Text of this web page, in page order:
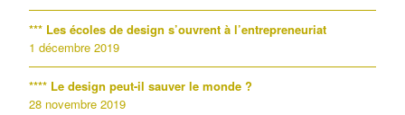
*** Les écoles de design s’ouvrent à l’entrepreneuriat
1 décembre 2019
**** Le design peut-il sauver le monde ?
28 novembre 2019